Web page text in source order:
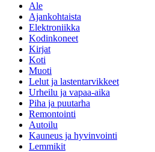
Ale
Ajankohtaista
Elektroniikka
Kodinkoneet
Kirjat
Koti
Muoti
Lelut ja lastentarvikkeet
Urheilu ja vapaa-aika
Piha ja puutarha
Remontointi
Autoilu
Kauneus ja hyvinvointi
Lemmikit